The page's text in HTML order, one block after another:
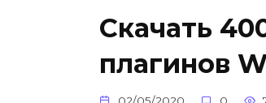
Скачать
плагинов
02/05/2020 0